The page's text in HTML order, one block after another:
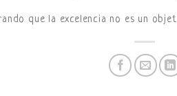
que la excelencia no es un